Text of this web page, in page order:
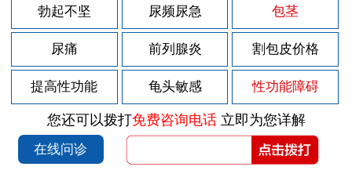
哪些不好的因素会导致前列腺炎 2026-08-03
前列腺疾病的常见危害解析 2026-08-03
前列腺疾病的危害有哪些呢 2026-08-03
年轻男性为什么容易患前列腺炎 2026-08-03
男性是如何患上前列腺炎的 2026-08-03
男性为什么会患上前列腺炎 2026-08-03
勃起不坚 尿频尿急 包茎
尿痛 前列腺炎 割包皮价格
提高性功能 龟头敏感 性功能障碍
您还可以拨打免费咨询电话立即为您详解
在线问诊